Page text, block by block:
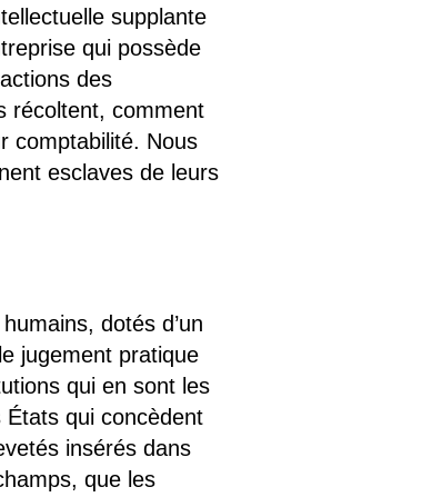
supplante
qui possède
des
récoltent, comment
comptabilité. Nous
esclaves de leurs
dotés d’un
jugement pratique
qui en sont les
États qui concèdent
insérés dans
que les